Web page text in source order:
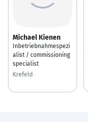
Michael Kienen
Inbetriebnahmespezi
alist / commissioning
specialist
Krefeld